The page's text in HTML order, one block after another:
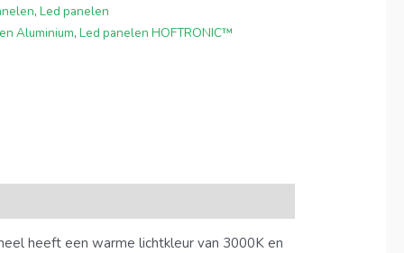
,Led panelen
Aluminium,Led panelen HOFTRONIC™
heeft een warme lichtkleur van 3000K en